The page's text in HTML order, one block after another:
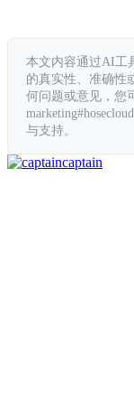
本文内容通过AI工
的真实性、准确性
何问题或意见，您
与支持。
captain